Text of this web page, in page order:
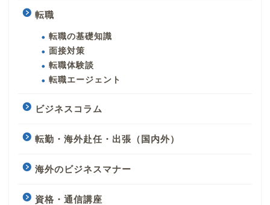
転職
転職の基礎知識
面接対策
転職体験談
転職エージェント
ビジネスコラム
転勤・海外赴任・出張（国内外）
海外のビジネスマナー
資格・通信講座